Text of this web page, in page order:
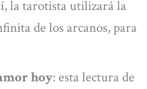
la tarotista utilizará la
de los arcanos, para
hoy: esta lectura de